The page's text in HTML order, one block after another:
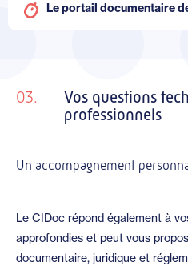
Le portail documentaire
03.
Vos questions
professionnels
Un accompagnement
Le CIDoc répond également à
approfondies et peut vous
documentaire, juridique et